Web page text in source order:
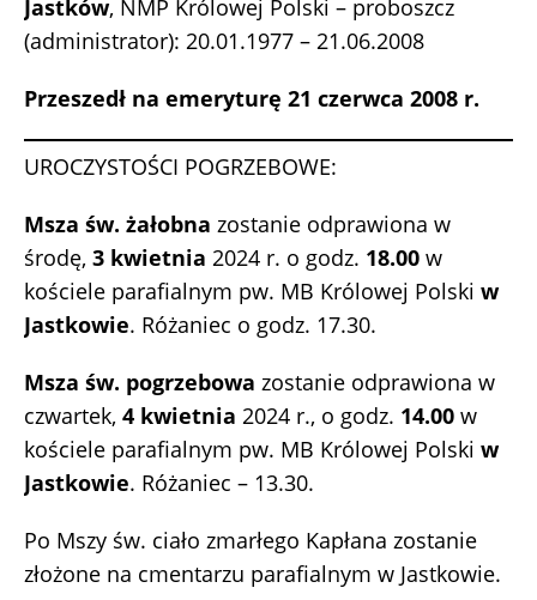
Jastków, NMP Królowej Polski – proboszcz
(administrator): 20.01.1977 – 21.06.2008
Przeszedł na emeryturę 21 czerwca 2008 r.
UROCZYSTOŚCI POGRZEBOWE:
Msza św. żałobna zostanie odprawiona w
środę, 3 kwietnia 2024 r. o godz. 18.00 w
kościele parafialnym pw. MB Królowej Polski w
Jastkowie. Różaniec o godz. 17.30.
Msza św. pogrzebowa zostanie odprawiona w
czwartek, 4 kwietnia 2024 r., o godz. 14.00 w
kościele parafialnym pw. MB Królowej Polski w
Jastkowie. Różaniec – 13.30.
Po Mszy św. ciało zmarłego Kapłana zostanie
złożone na cmentarzu parafialnym w Jastkowie.